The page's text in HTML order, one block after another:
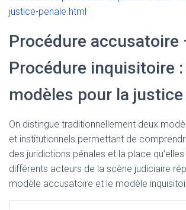
justice-penale.html
Procédure accusatoire
Procédure inquisitoire
modèles pour la
On distingue traditionnellement deux
et institutionnels permettant de
des juridictions pénales et la place
différents acteurs de la scène judiciaire
modèle accusatoire et le modèle